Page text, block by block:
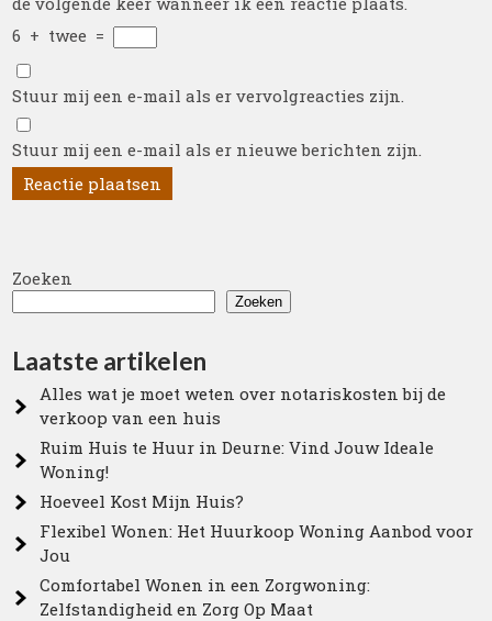
6 + twee =
Stuur mij een e-mail als er vervolgreacties zijn.
Stuur mij een e-mail als er nieuwe berichten zijn.
Zoeken
Zoeken
Laatste artikelen
Alles wat je moet weten over notariskosten bij de
verkoop van een huis
Ruim Huis te Huur in Deurne: Vind Jouw Ideale
Woning!
Hoeveel Kost Mijn Huis?
Flexibel Wonen: Het Huurkoop Woning Aanbod voor
Jou
Comfortabel Wonen in een Zorgwoning:
Zelfstandigheid en Zorg Op Maat